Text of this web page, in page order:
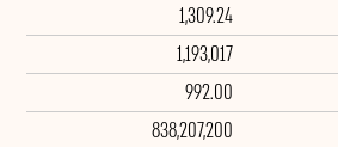
1,309.24
1,193,017
992.00
838,207,200